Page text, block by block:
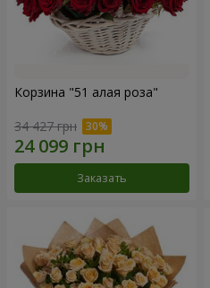
Корзина "51 алая роза"
34 427 грн
Заказать